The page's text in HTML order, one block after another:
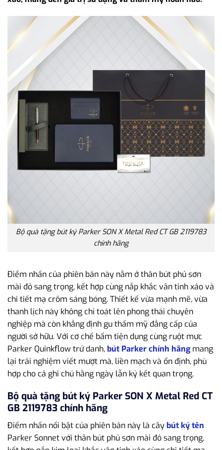
Bộ quà tặng bút ký Parker SON X Metal Red CT GB 2119783
chính hãng
Điểm nhấn của phiên bản này nằm ở thân bút phủ sơn
mài đỏ sang trọng, kết hợp cùng nắp khắc vân tinh xảo và
chi tiết mạ crôm sáng bóng. Thiết kế vừa mạnh mẽ, vừa
thanh lịch này không chỉ toát lên phong thái chuyên
nghiệp mà còn khẳng định gu thẩm mỹ đẳng cấp của
người sở hữu. Với cơ chế bấm tiện dụng cùng ruột mực
Parker Quinkflow trứ danh, bút Parker chính hãng mang
lại trải nghiệm viết mượt mà, liền mạch và ổn định, phù
hợp cho cả ghi chú hằng ngày lẫn ký kết quan trọng.
Bộ quà tặng bút ký Parker SON X Metal Red CT
GB 2119783 chính hãng
Điểm nhấn nổi bật của phiên bản này là cây bút ký tên
Parker Sonnet với thân bút phủ sơn mài đỏ sang trọng,